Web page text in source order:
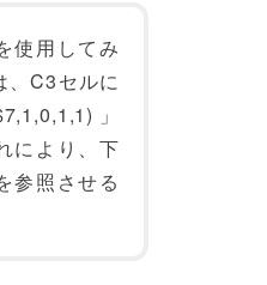
使用してみ
、C3セルに
」
により、下
参照させる